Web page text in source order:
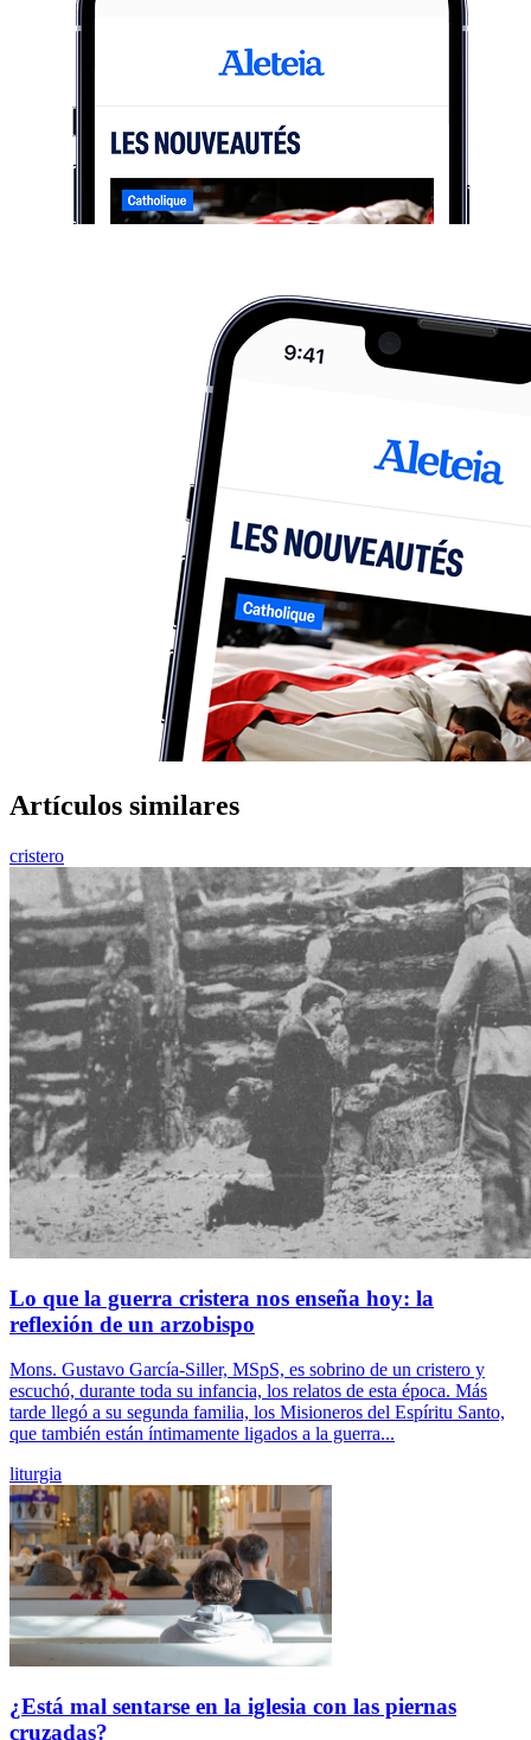
Artículos similares
cristero
Lo que la guerra cristera nos enseña hoy: la
reflexión de un arzobispo
Mons. Gustavo García-Siller, MSpS, es sobrino de un cristero y
escuchó, durante toda su infancia, los relatos de esta época. Más
tarde llegó a su segunda familia, los Misioneros del Espíritu Santo,
que también están íntimamente ligados a la guerra...
liturgia
¿Está mal sentarse en la iglesia con las piernas
cruzadas?